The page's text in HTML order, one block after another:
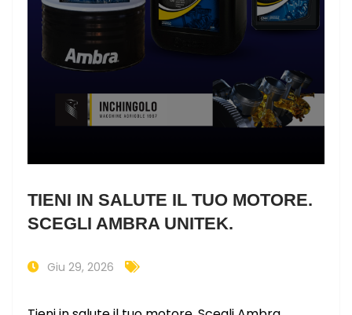
TIENI IN SALUTE IL TUO MOTORE.
SCEGLI AMBRA UNITEK.
Giu 29, 2026